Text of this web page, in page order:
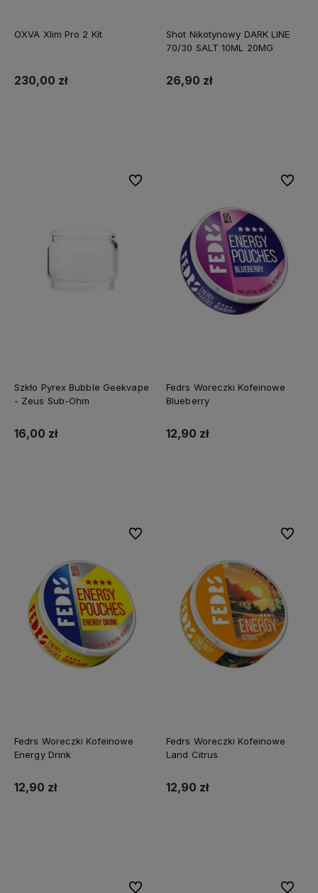
OXVA Xlim Pro 2 Kit
230,00 zł
Shot Nikotynowy DARK LINE
70/30 SALT 10ML 20MG
26,90 zł
Szkło Pyrex Bubble Geekvape
- Zeus Sub-Ohm
16,00 zł
Do ulubionych
Fedrs Woreczki Kofeinowe
Blueberry
12,90 zł
Do
Fedrs Woreczki Kofeinowe
Energy Drink
12,90 zł
Do ulubionych
Fedrs Woreczki Kofeinowe
Land Citrus
12,90 zł
Do
Do ulubionych Do